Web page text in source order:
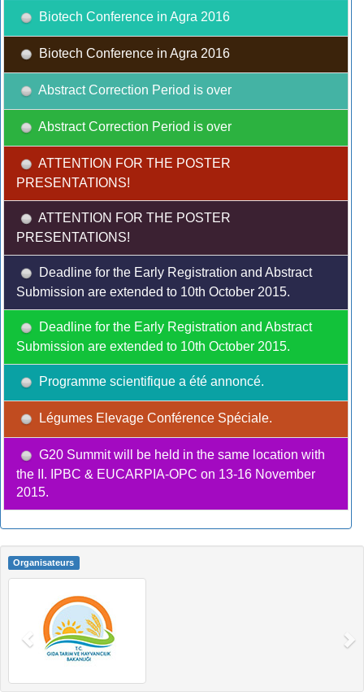
Biotech Conference in Agra 2016
Biotech Conference in Agra 2016
Abstract Correction Period is over
Abstract Correction Period is over
ATTENTION FOR THE POSTER
PRESENTATIONS!
ATTENTION FOR THE POSTER
PRESENTATIONS!
Deadline for the Early Registration and Abstract
Submission are extended to 10th October 2015.
Deadline for the Early Registration and Abstract
Submission are extended to 10th October 2015.
Programme scientifique a été annoncé.
Légumes Elevage Conférence Spéciale.
G20 Summit will be held in the same location with
the II. IPBC & EUCARPIA-OPC on 13-16 November
2015.
Organisateurs